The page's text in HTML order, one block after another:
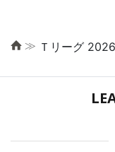
≫ Ｔリーグ